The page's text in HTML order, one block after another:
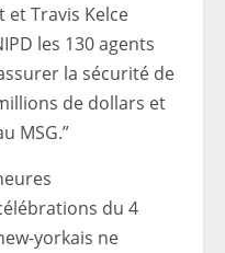
et Travis Kelce
les 130 agents
la sécurité de
de dollars et
MSG.”
du 4
yorkais ne